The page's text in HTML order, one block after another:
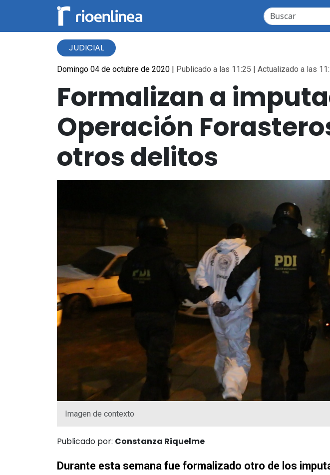
JUDICIAL
Domingo 04 de octubre de 2020 | Publicado a las 11:25 | Actualizado a las
Formalizan a
Operación
otros delitos
Imagen de contexto
Publicado por: Constanza Riquelme
Durante esta semana fue formalizado otro de los